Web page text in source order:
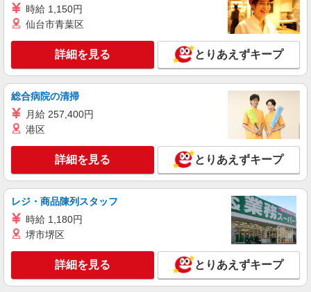
派遣社員
一般事務/その他事務
時給1360円 月収例：211000円 ★交通費規定に
基づき交通費支給
詳細を見る
株式会社パソナ・滋賀/KNS6001176019
一般事務/その他事務
時給1360円 月収例：211000円 ★交通費規定に
キープ 詳細を見る
時給 1,150円
仙台市青葉区
詳細を見る とりあえずキープ
総合病院の清掃
月給 257,400円
港区
詳細を見る とりあえずキープ
レジ・商品陳列スタッフ
時給 1,180円
堺市堺区
詳細を見る とりあえずキープ